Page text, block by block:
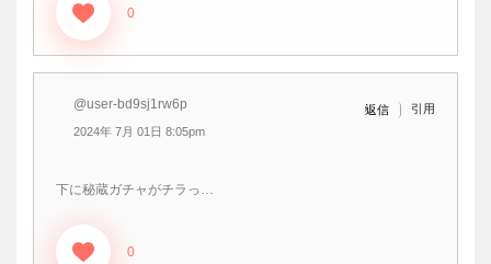
0
@user-bd9sj1rw6p
2024年 7月 01日 8:05pm
返信 引用
下に秘蔵ガチャがチラっ…
0